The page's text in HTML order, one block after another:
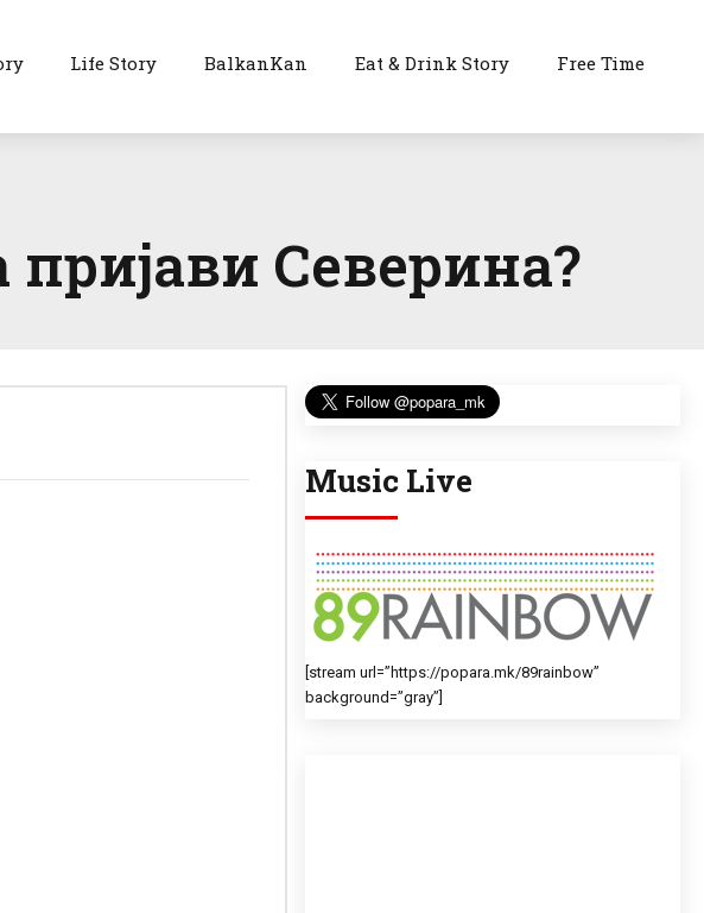
Life Story BalkanKan Eat & Drink Story Free Time
Северина?
Music Live
[stream url=”https://popara.mk/89rainbow”
background=”gray”]